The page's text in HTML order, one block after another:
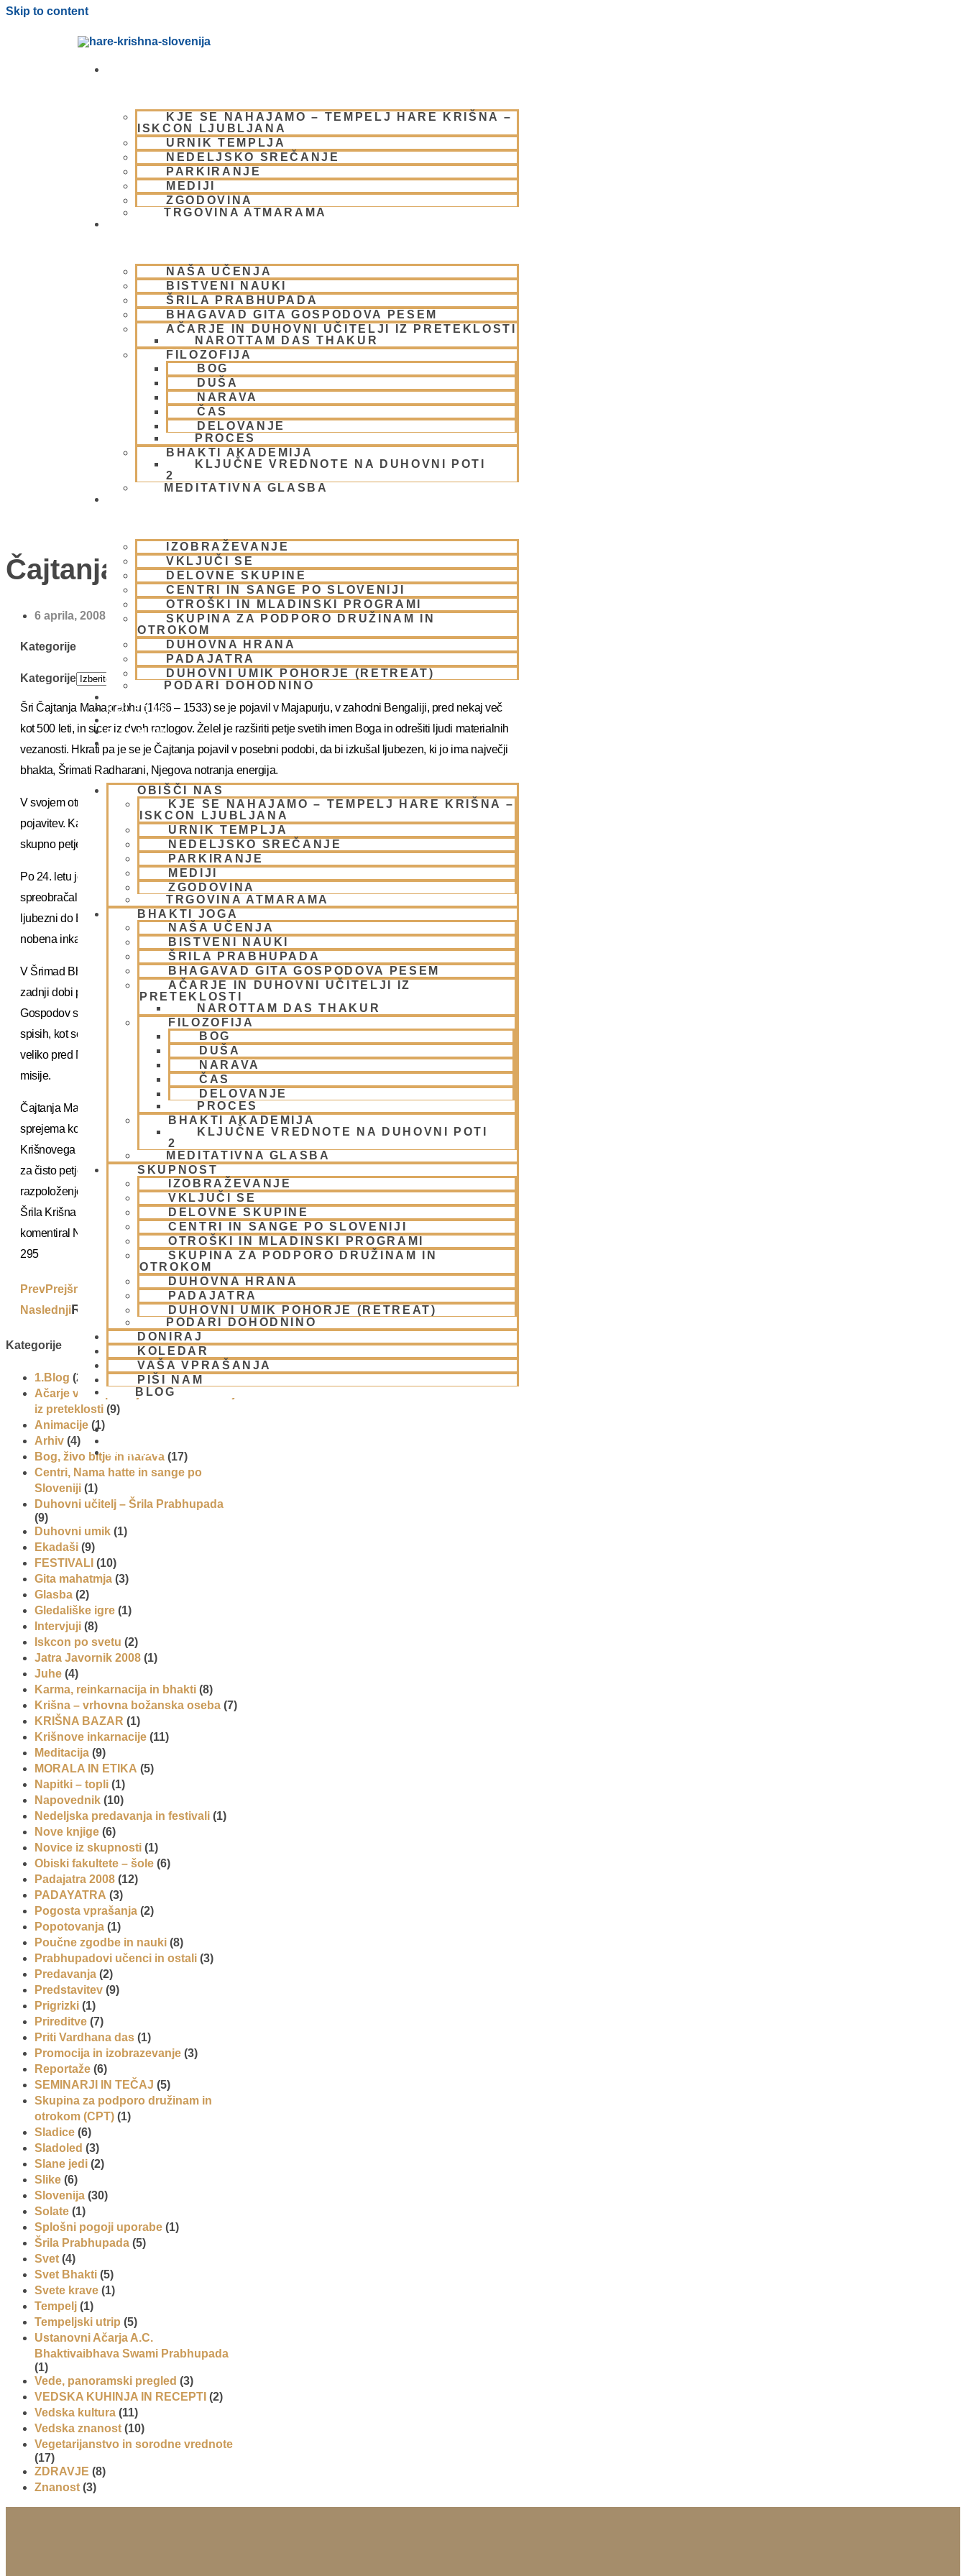
Skip to content
KJE SE NAHAJAMO – TEMPELJ HARE KRIŠNA –
ISKCON LJUBLJANA
URNIK TEMPLJA
NEDELJSKO SREČANJE
PARKIRANJE
MEDIJI
ZGODOVINA
TRGOVINA ATMARAMA
NAŠA UČENJA
BISTVENI NAUKI
ŠRILA PRABHUPADA
BHAGAVAD GITA GOSPODOVA PESEM
AČARJE IN DUHOVNI UČITELJI IZ PRETEKLOSTI
NAROTTAM DAS THAKUR
FILOZOFIJA
BOG
DUŠA
NARAVA
ČAS
DELOVANJE
PROCES
BHAKTI AKADEMIJA
KLJUČNE VREDNOTE NA DUHOVNI POTI
2
MEDITATIVNA GLASBA
IZOBRAŽEVANJE
VKLJUČI SE
DELOVNE SKUPINE
CENTRI IN SANGE PO SLOVENIJI
OTROŠKI IN MLADINSKI PROGRAMI
SKUPINA ZA PODPORO DRUŽINAM IN
OTROKOM
DUHOVNA HRANA
PADAJATRA
DUHOVNI UMIK POHORJE (RETREAT)
PODARI DOHODNINO
KOLEDAR
VAŠA VPRAŠANJA
PIŠI NAM
BLOG
OBIŠČI NAS
KJE SE NAHAJAMO – TEMPELJ HARE KRIŠNA –
ISKCON LJUBLJANA
URNIK TEMPLJA
NEDELJSKO SREČANJE
PARKIRANJE
MEDIJI
ZGODOVINA
TRGOVINA ATMARAMA
BHAKTI JOGA
NAŠA UČENJA
BISTVENI NAUKI
ŠRILA PRABHUPADA
BHAGAVAD GITA GOSPODOVA PESEM
AČARJE IN DUHOVNI UČITELJI IZ
PRETEKLOSTI
NAROTTAM DAS THAKUR
FILOZOFIJA
BOG
DUŠA
NARAVA
ČAS
DELOVANJE
PROCES
BHAKTI AKADEMIJA
KLJUČNE VREDNOTE NA DUHOVNI POTI
2
MEDITATIVNA GLASBA
SKUPNOST
IZOBRAŽEVANJE
VKLJUČI SE
DELOVNE SKUPINE
CENTRI IN SANGE PO SLOVENIJI
OTROŠKI IN MLADINSKI PROGRAMI
SKUPINA ZA PODPORO DRUŽINAM IN
OTROKOM
DUHOVNA HRANA
PADAJATRA
DUHOVNI UMIK POHORJE (RETREAT)
PODARI DOHODNINO
DONIRAJ
KOLEDAR
VAŠA VPRAŠANJA
PIŠI NAM
BLOG
01 431 21 24
Čajtanja Mahaprabhu
6 aprila, 2008
Kategorije
Kategorije
Šri Čajtanja Mahaprabhu (1486 – 1533) se je pojavil v Majapurju, v zahodni Bengaliji, pred nekaj več
kot 500 leti, in sicer iz dveh razlogov. Želel je razširiti petje svetih imen Boga in odrešiti ljudi materialnih
vezanosti. Hkrati pa je se je Čajtanja pojavil v posebni podobi, da bi izkušal ljubezen, ki jo ima največji
bhakta, Šrimati Radharani, Njegova notranja energija.
V svojem otroštvu je bil izjemen učenjak in s svojim znanjem in talenti je prekrival svojo božansko
pojavitev. Kasneje je svojo božansko naravo pokazal svojim najbližjim družabnikom. Pričel je širiti
skupno petje svetih imen, ki se nadaljuje še danes.
Po 24. letu je sprejel oddvojen red življenja, zapustil dom in na svojih popotovanjih po celotni Indiji
spreobračal ljudi. Ateiste, neumneže in še nižje ljudi ter pobožne in dobre je vse dvignil na raven
ljubezni do Boga. Ni se oziral na njihova pretekla dejanja. Brez razlike je vsem dal to, česar ni dala še
nobena inkarnacija doslej – čisto ljubezen do Boga.
V Šrimad Bhagavatamu je omenjeno, da se Krišna pojavi v treh dobah od štirih. To pa zato, ker se v
zadnji dobi pojavi prikrito. Gospod Čajtanja je prikrita inkarnacija, saj se ni razglašal in je deloval kot
Gospodov sluga, Njegovo božanskost pa so poznali le najbližji družabniki. Kljub temu lahko v svetih
spisih, kot so Šrimad Bhagavatam, Mahabharata, Krišna-jamala in Brahma-jamala (vse napisane
veliko pred Njegovo pojavitvijo), najdemo napovedi imena Njegove matere, kraja pojavitve in Njegove
misije.
Čajtanja Mahaprabhu je podal osem molitev, znanih kot Šikšaštaka. Gaudija vaišnavizem jih
sprejema kot bistvo razpoloženja vdanosti in duhovnih navodil. Opisujejo pomembnost petja
Krišnovega svetega imena in razpoloženje čistih bhakt, zmožnosti petja svetega imena, predpogoje
za čisto petje, pomembnost ponižnosti in molitve, zunanje simptome čistega bhakte, blaženo
razpoloženje oddvojenosti in najvišjo raven nesebičnega petja. Njegovi nauki je obširno predstavil
Šrila Krišna dasa Kaviradža Gosvami v Čajtanja Čaritamriti, ki jo je za naše lažje razumevanje
komentiral Njegova Božanska Milost A.Č. Bhaktivedanta Svami Prabhupada.
295
PrevPrejšnji Šri Govinda Ghoš
NaslednjiRamačandra Next
Kategorije
1.Blog (26)
Ačarje v sampradaji – duhovni učitelji
iz preteklosti (9)
Animacije (1)
Arhiv (4)
Bog, živo bitje in narava (17)
Centri, Nama hatte in sange po
Sloveniji (1)
Duhovni učitelj – Šrila Prabhupada
(9)
Duhovni umik (1)
Ekadaši (9)
FESTIVALI (10)
Gita mahatmja (3)
Glasba (2)
Gledališke igre (1)
Intervjuji (8)
Iskcon po svetu (2)
Jatra Javornik 2008 (1)
Juhe (4)
Karma, reinkarnacija in bhakti (8)
Krišna – vrhovna božanska oseba (7)
KRIŠNA BAZAR (1)
Krišnove inkarnacije (11)
Meditacija (9)
MORALA IN ETIKA (5)
Napitki – topli (1)
Napovednik (10)
Nedeljska predavanja in festivali (1)
Nove knjige (6)
Novice iz skupnosti (1)
Obiski fakultete – šole (6)
Padajatra 2008 (12)
PADAYATRA (3)
Pogosta vprašanja (2)
Popotovanja (1)
Poučne zgodbe in nauki (8)
Prabhupadovi učenci in ostali (3)
Predavanja (2)
Predstavitev (9)
Prigrizki (1)
Prireditve (7)
Priti Vardhana das (1)
Promocija in izobrazevanje (3)
Reportaže (6)
SEMINARJI IN TEČAJ (5)
Skupina za podporo družinam in
otrokom (CPT) (1)
Sladice (6)
Sladoled (3)
Slane jedi (2)
Slike (6)
Slovenija (30)
Solate (1)
Splošni pogoji uporabe (1)
Šrila Prabhupada (5)
Svet (4)
Svet Bhakti (5)
Svete krave (1)
Tempelj (1)
Tempeljski utrip (5)
Ustanovni Ačarja A.C.
Bhaktivaibhava Swami Prabhupada
(1)
Vede, panoramski pregled (3)
VEDSKA KUHINJA IN RECEPTI (2)
Vedska kultura (11)
Vedska znanost (10)
Vegetarijanstvo in sorodne vrednote
(17)
ZDRAVJE (8)
Znanost (3)